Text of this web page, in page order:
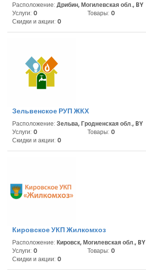
Расположение: Дрибин, Могилевская обл., BY
Услуги: 0 Товары: 0
Скидки и акции: 0
Зельвенское РУП ЖКХ
Расположение: Зельва, Гродненская обл., BY
Услуги: 0 Товары: 0
Скидки и акции: 0
Кировское УКП Жилкомхоз
Расположение: Кировск, Могилевская обл., BY
Услуги: 0 Товары: 0
Скидки и акции: 0